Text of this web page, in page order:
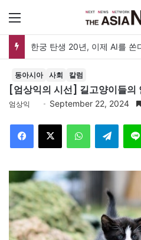
동아시아 사회 칼럼
[엄상익의 시선] 길고양이들의
엄상익 September 22, 2024
Telegram